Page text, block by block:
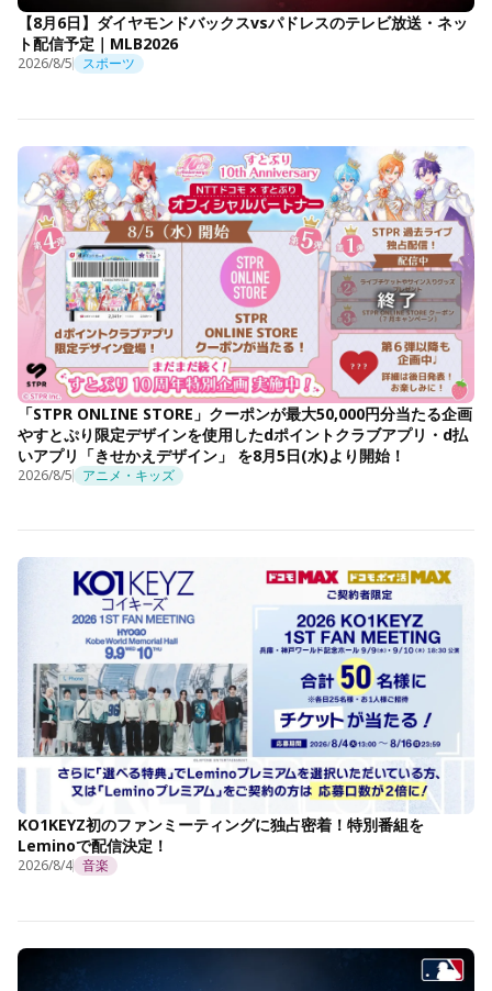
【8月6日】ダイヤモンドバックスvsパドレスのテレビ放送・ネッ
ト配信予定｜MLB2026
2026/8/5 スポーツ
「STPR ONLINE STORE」クーポンが最大50,000円分当たる企画
やすとぷり限定デザインを使用したdポイントクラブアプリ・d払
いアプリ「きせかえデザイン」 を8月5日(水)より開始！
2026/8/5 アニメ・キッズ
KO1KEYZ初のファンミーティングに独占密着！特別番組を
Leminoで配信決定！
2026/8/4 音楽